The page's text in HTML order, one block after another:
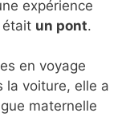
expérience
était un pont.
en voyage
la voiture, elle a
maternelle